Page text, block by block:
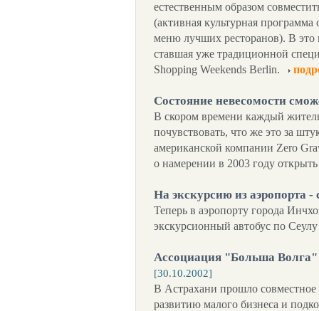
естественным образом
(активная культурная
меню лучших ресторанов). В это
ставшая уже традиционной
Shopping Weekends Berlin.
Состояние невесомости
В скором времени каждый
почувствовать, что же это за
американской компании Zero
о намерении в 2003 году
На экскурсию из аэропорта -
Теперь в аэропорту города
экскурсионный автобус по
Ассоциация "Больша Волга"
[30.10.2002]
В Астрахани прошло совместное
развитию малого бизнеса и